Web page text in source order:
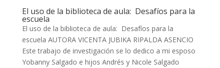
El uso de la biblioteca de aula: Desafíos para la
escuela
El uso de la biblioteca de aula: Desafíos para la
escuela AUTORA VICENTA JUBIKA RIPALDA ASENCIO
Este trabajo de investigación se lo dedico a mi esposo
Yobanny Salgado e hijos Andrés y Nicole Salgado